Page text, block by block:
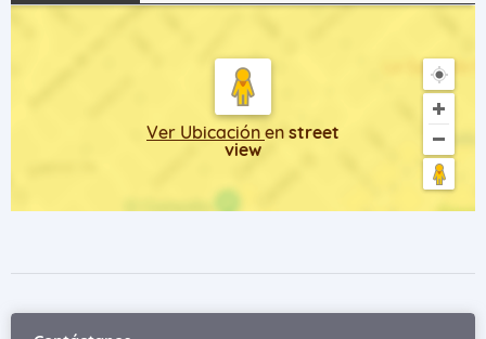
Ver Ubicación en street
view